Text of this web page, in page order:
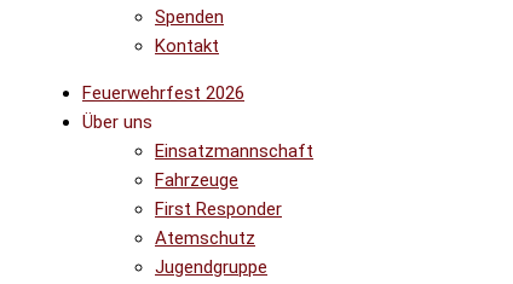
Spenden
Kontakt
Feuerwehrfest 2026
Über uns
Einsatzmannschaft
Fahrzeuge
First Responder
Atemschutz
Jugendgruppe